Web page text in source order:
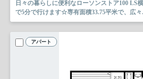
日々の暮らしに便利なローソンストア100 LS
で5分で行けます☆専有面積33.75平米で、広々
アパート